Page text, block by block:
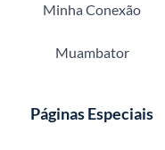
Minha Conexão
Muambator
Páginas Especiais